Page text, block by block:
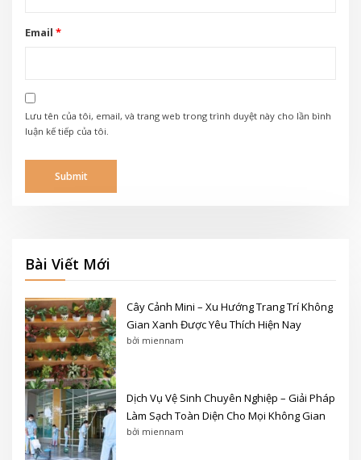
Email *
Lưu tên của tôi, email, và trang web trong trình duyệt này cho lần bình
luận kế tiếp của tôi.
Bài Viết Mới
Cây Cảnh Mini – Xu Hướng Trang Trí Không
Gian Xanh Được Yêu Thích Hiện Nay
bởi miennam
Dịch Vụ Vệ Sinh Chuyên Nghiệp – Giải Pháp
Làm Sạch Toàn Diện Cho Mọi Không Gian
bởi miennam